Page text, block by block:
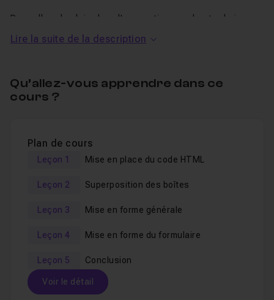
Pour aller plus loin dans l'apprentissage des techniques
CSS pointues, je vous propose les tutoriels suivants :
Les différents types de positionnement en CSS
Lire la suite de la description
Qu’allez-vous apprendre dans ce
cours ?
Plan de cours
Leçon 1 Mise en place du code HTML
Leçon 2 Superposition des boîtes
Leçon 3 Mise en forme générale
Leçon 4 Mise en forme du formulaire
Leçon 5 Conclusion
Voir le détail